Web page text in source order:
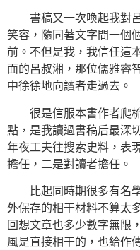
書稿又一次喚起我對
笑容，隨同著文字間一個
前。不但是我，我信任這
面的呂叔湘，那位儒雅睿
中徐徐地向讀者走過去。
很是信服本書作者爬
點，是我讀過書稿后最深
年夜工夫往搜索史料，表
擔任，二是對讀者擔任。
比起同時期很多有名
外保存的相干材料不算太
回想文章也多少數字無限
風是直接相干的，也給作